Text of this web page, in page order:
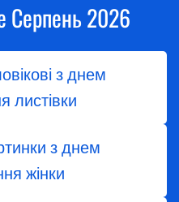
Серпень 2026
з днем
листівки
з днем
жінки